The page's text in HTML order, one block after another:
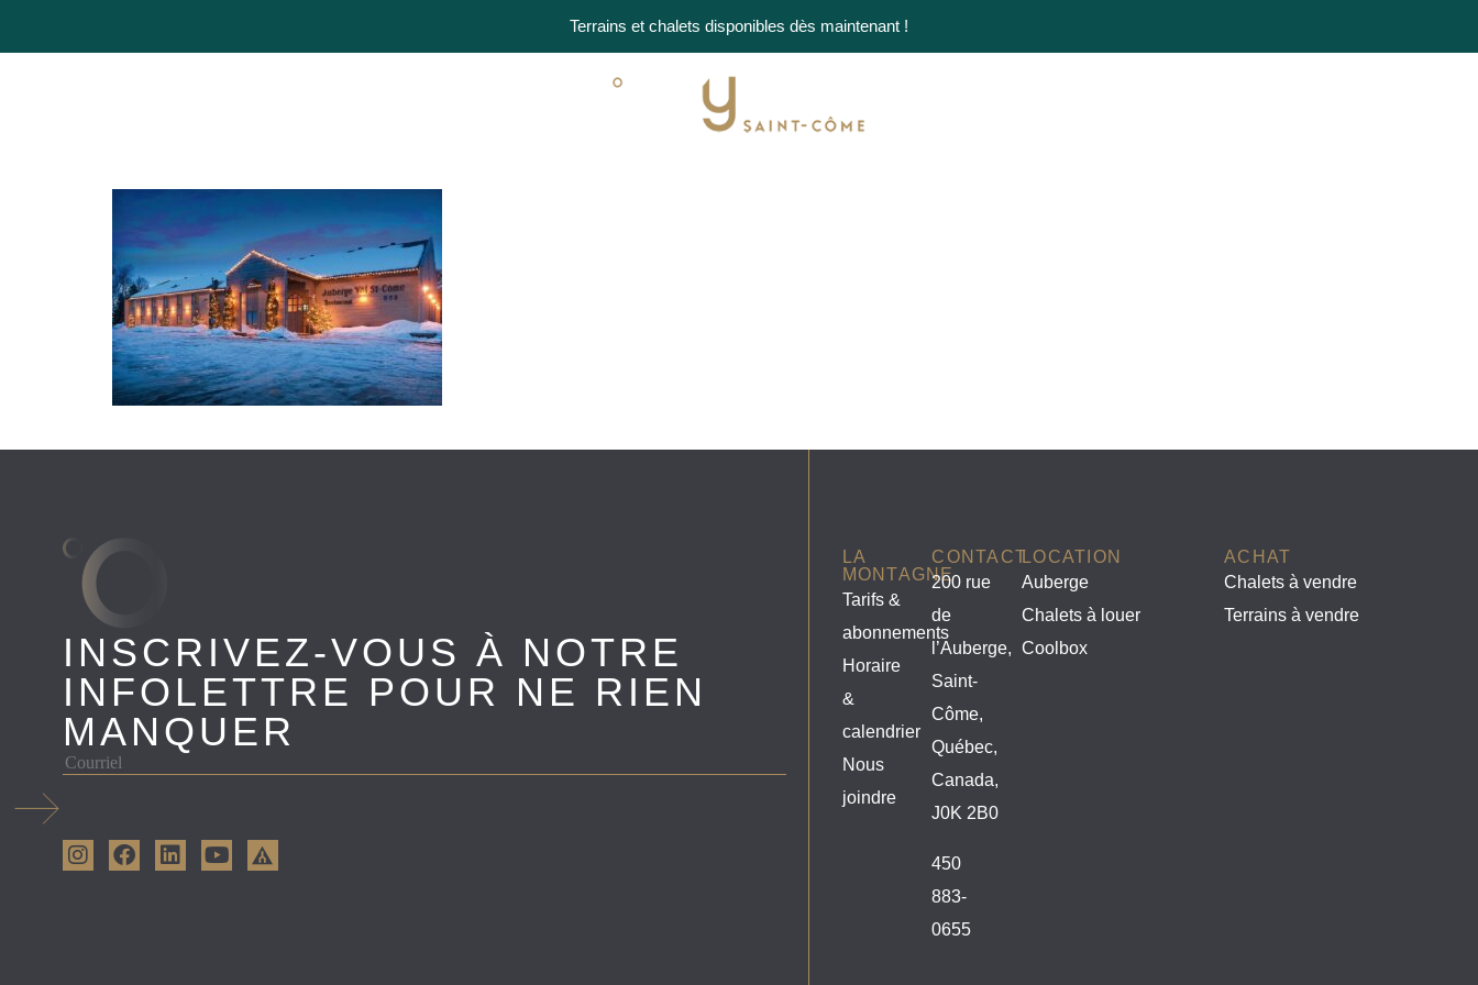
Terrains et chalets disponibles dès maintenant !
INSCRIVEZ-VOUS À NOTRE
INFOLETTRE POUR NE RIEN
MANQUER
LA
MONTAGNE
Tarifs &
abonnements
Horaire
&
calendrier
Nous
joindre
CONTACT
200 rue
de
l’Auberge,
Saint-
Côme,
Québec,
Canada,
J0K 2B0
450
883-
0655
LOCATION
Auberge
Chalets à louer
Coolbox
ACHAT
Chalets à vendre
Terrains à vendre